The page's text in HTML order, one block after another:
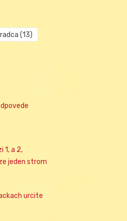
(13)
1, a 2,
jeden strom
urcite